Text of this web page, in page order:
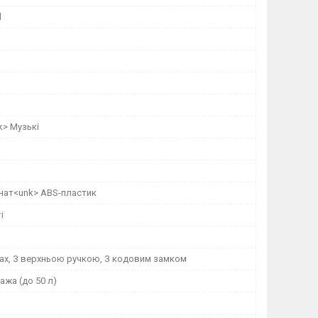
Музькі
ABS-пластик
З верхньою ручкою, З кодовим замком
(до 50 л)